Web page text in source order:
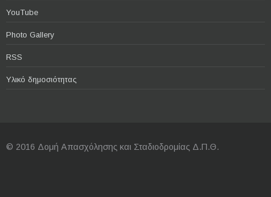
YouTube
Photo Gallery
RSS
Υλικό δημοσιότητας
© 2016 Δομή Απασχόλησης και Σταδιοδρομίας Δ.Π.Θ.